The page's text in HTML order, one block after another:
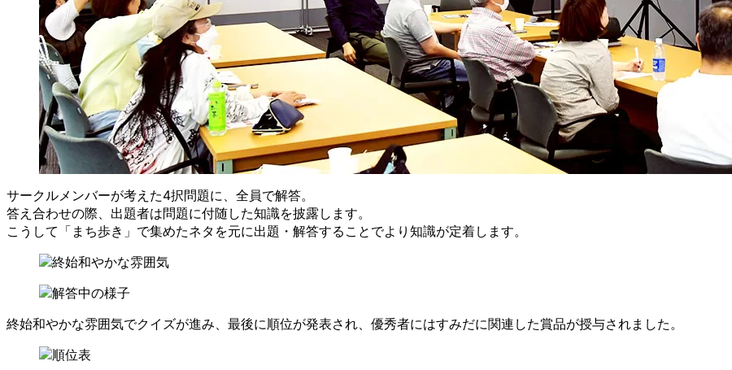
サークルメンバーが考えた4択問題に、全員で解答。
答え合わせの際、出題者は問題に付随した知識を披露します。
こうして「まち歩き」で集めたネタを元に出題・解答することでより知識が定着します。
終始和やかな雰囲気でクイズが進み、最後に順位が発表され、優秀者にはすみだに関連した賞品が授与されました。